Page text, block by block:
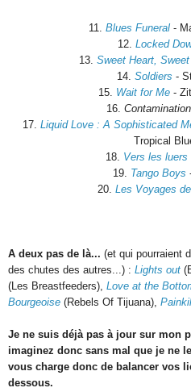
11. Blues Funeral-
12. Locked
13. Sweet Heart,
14. Soldiers -
15. Wait for Me-
16. Contamination
17. Liquid Love : A Sophisticated
Tropical
18. Vers les luers
19. Tango Boys
20. Les Voyages
A deux pas de là... (et qui pourraient
des chutes des autres...) : Lights out
(Les Breastfeeders), Love at the
Bourgeoise (Rebels Of Tijuana),
Je ne suis déjà pas à jour sur mon
imaginez donc sans mal que je ne
vous charge donc de balancer vos
dessous.